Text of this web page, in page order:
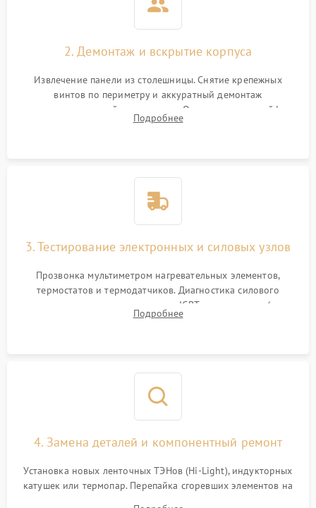
2. Демонтаж и вскрытие корпуса
Извлечение панели из столешницы. Снятие крепежных
винтов по периметру и аккуратный демонтаж
стеклокерамической поверхности. Отсоединение шлейфов
сенсорного блока для доступа к силовым платам, катушкам
Подробнее
3. Тестирование электронных и силовых узлов
Прозвонка мультиметром нагревательных элементов,
термостатов и термодатчиков. Диагностика силового
модуля, реле, диодных мостов и IGBT-транзисторов (для
индукции). Проверка кранов и газ-контроля (для газовых
Подробнее
4. Замена деталей и компонентный ремонт
Установка новых ленточных ТЭНов (Hi-Light), индукторных
катушек или термопар. Перепайка сгоревших элементов на